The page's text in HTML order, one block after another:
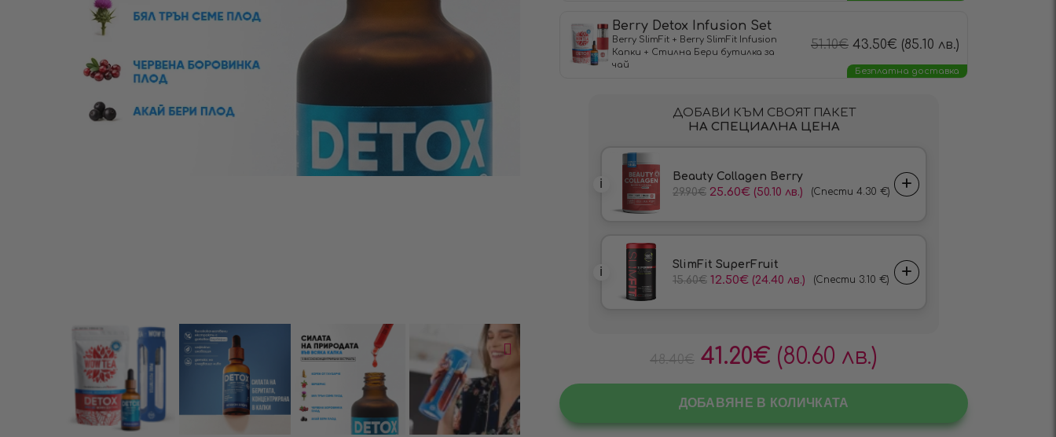
Berry Detox Infusion Set
Berry SlimFit + Berry SlimFit Infusion
Капки + Стилна Бери бутилка за
чай
51.10€ 43.50€ (85.10 лв.)
Безплатна доставка
48.40€ 41.20€ (80.60 лв.)
ДОБАВЯНЕ В КОЛИЧКАТА